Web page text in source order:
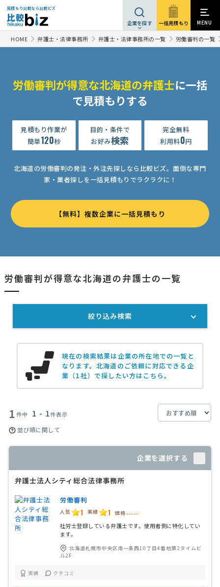
見積もり比較なら比較ビズ
企業を探す 一括見積もり MENU
HOME 弁護士・法律事務所 弁護士・法律事務所の一覧 労働審判の一覧
労働審判が得意な北海道の弁護士に一括
で見積もりする
見積もり作業が
簡単120秒
目的・条件で
お好み検索
完全無料
利用料0円
北海道の労働審判の発注・外注先探しなら比較ビズ。 面倒な専門
家・業者探しを一括見積もりでラクラクに！
【無料】複数企業に一括見積もり
労働審判が得意な北海道の弁護士の一覧
現在の検索結果は企業の所在地での一覧と
なります。北海道のご依頼に対応できる企
業（1社）で探したい方はこちら。
1件中 1 - 1件表示
並び順に関して
企業を選択する
弁護士法人シティ総合法律事務所
労働審判
人気 1 実績 1 価格 -----
社労士登録している弁護士です。使用者側に特化してい
ます。
北海道札幌市中央区南一条西10丁目4番地第2タイムビ
ル2F
実績 クチコミ
絞り込み検索